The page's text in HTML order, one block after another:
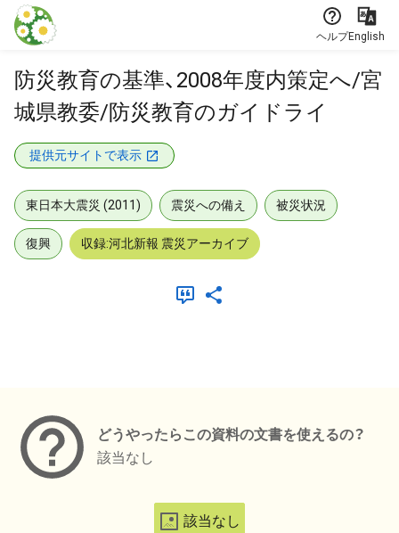
本文に飛ぶ
ヘルプEnglish
防災教育の基準、2008年度内策定へ/宮
城県教委/防災教育のガイドライ
提供元サイトで表示
東日本大震災 (2011) 震災への備え 被災状況
復興 収録:河北新報 震災アーカイブ
どうやったらこの資料の文書を使えるの？
該当なし
該当なし